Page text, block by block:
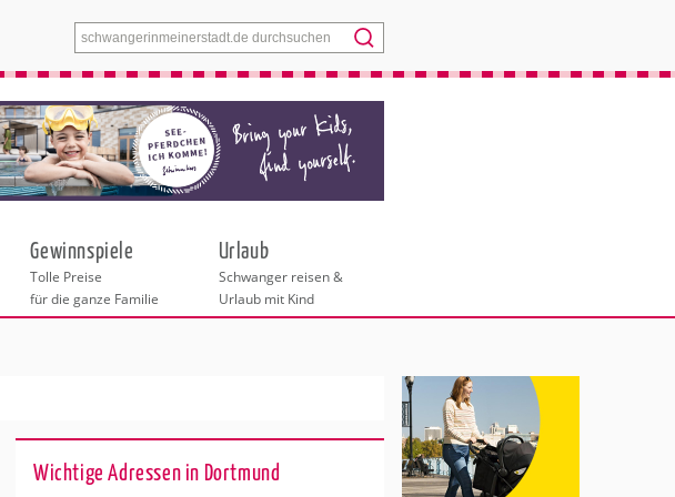
Menü
Gewinnspiele
Tolle Preise
für die ganze Familie
Urlaub
Schwanger reisen &
Urlaub mit Kind
Wichtige Adressen in Dortmund